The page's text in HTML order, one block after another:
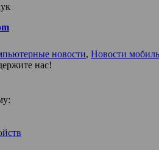
новости, Новости
нас!